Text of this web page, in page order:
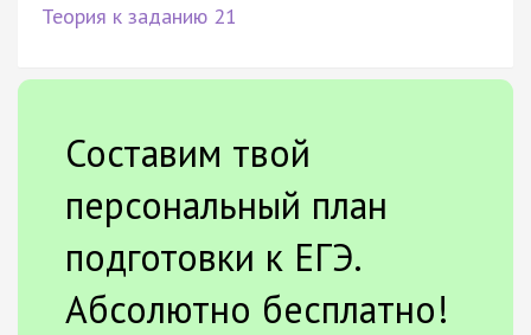
Теория к заданию 21
Составим твой
персональный план
подготовки к ЕГЭ.
Абсолютно бесплатно!